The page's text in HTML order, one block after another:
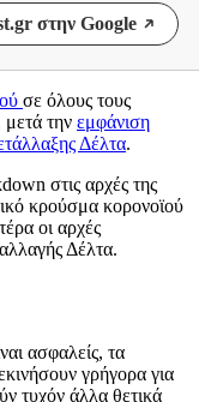
στην Google
σε όλους τους
μετά την εμφάνιση
Δέλτα.
στις αρχές της
κρούσμα κορονοϊού
οι αρχές
Δέλτα.
ασφαλείς, τα
γρήγορα για
τυχόν άλλα θετικά